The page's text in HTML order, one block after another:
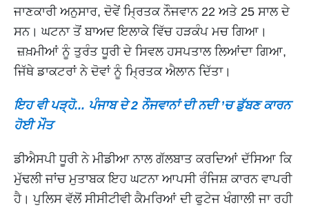
ਜਾਣਕਾਰੀ ਅਨੁਸਾਰ, ਦੋਵੇਂ ਮ੍ਰਿਤਕ ਨੌਜਵਾਨ 22 ਅਤੇ 25 ਸਾਲ ਦੇ
ਸਨ। ਘਟਨਾ ਤੋਂ ਬਾਅਦ ਇਲਾਕੇ ਵਿੱਚ ਹੜਕੰਪ ਮਚ ਗਿਆ।
ਜ਼ਖ਼ਮੀਆਂ ਨੂੰ ਤੁਰੰਤ ਧੂਰੀ ਦੇ ਸਿਵਲ ਹਸਪਤਾਲ ਲਿਆਂਦਾ ਗਿਆ,
ਜਿੱਥੇ ਡਾਕਟਰਾਂ ਨੇ ਦੋਵਾਂ ਨੂੰ ਮ੍ਰਿਤਕ ਐਲਾਨ ਦਿੱਤਾ।
ਇਹ ਵੀ ਪੜ੍ਹੋ... ਪੰਜਾਬ ਦੇ 2 ਨੌਜਵਾਨਾਂ ਦੀ ਨਦੀ ’ਚ ਡੁੱਬਣ ਕਾਰਨ
ਹੋਈ ਮੌਤ
ਡੀਐਸਪੀ ਧੂਰੀ ਨੇ ਮੀਡੀਆ ਨਾਲ ਗੱਲਬਾਤ ਕਰਦਿਆਂ ਦੱਸਿਆ ਕਿ
ਮੁੱਢਲੀ ਜਾਂਚ ਮੁਤਾਬਕ ਇਹ ਘਟਨਾ ਆਪਸੀ ਰੰਜਿਸ਼ ਕਾਰਨ ਵਾਪਰੀ
ਹੈ। ਪੁਲਿਸ ਵੱਲੋਂ ਸੀਸੀਟੀਵੀ ਕੈਮਰਿਆਂ ਦੀ ਫੁਟੇਜ ਖੰਗਾਲੀ ਜਾ ਰਹੀ